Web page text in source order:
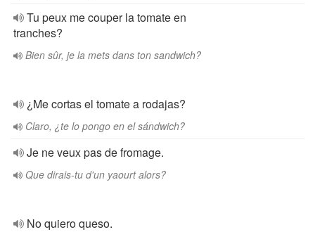
Tu peux me couper la tomate en
tranches?
Bien sûr, je la mets dans ton sandwich?
¿Me cortas el tomate a rodajas?
Claro, ¿te lo pongo en el sándwich?
Je ne veux pas de fromage.
Que dirais-tu d'un yaourt alors?
No quiero queso.